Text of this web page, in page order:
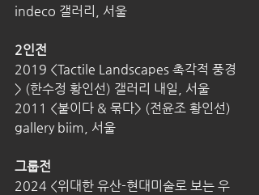
indeco 갤러리, 서울
2인전
2019 <Tactile Landscapes 촉각적 풍경
> (한수정 황인선) 갤러리 내일, 서울
2011 <붙이다 & 묶다> (전윤조 황인선)
gallery biim, 서울
그룹전
2024 <위대한 유산-현대미술로 보는 우